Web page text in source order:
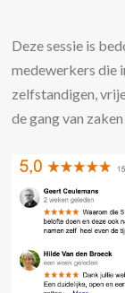
Deze sessie is
medewerkers die
zelfstandigen,
de gang van